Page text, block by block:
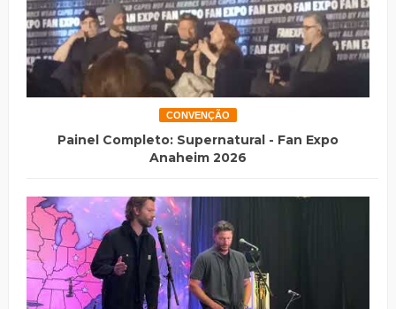
CONVENÇÃO
Painel Completo: Supernatural - Fan Expo
Anaheim 2026